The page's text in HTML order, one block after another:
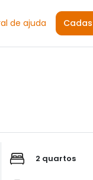
de ajuda
2 quartos